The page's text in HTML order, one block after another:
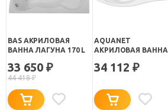
BAS АКРИЛОВАЯ
ВАННА ЛАГУНА 170 L
33 650 ₽
44 418₽
AQUANET
АКРИЛОВАЯ ВАННА
34 112 ₽